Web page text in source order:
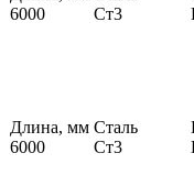
6000
Ст3
Длина, мм
6000
Сталь
Ст3